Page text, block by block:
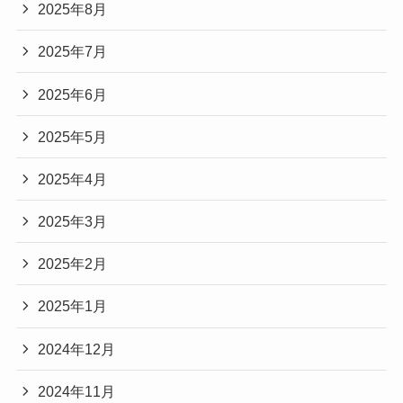
2025年8月
2025年7月
2025年6月
2025年5月
2025年4月
2025年3月
2025年2月
2025年1月
2024年12月
2024年11月